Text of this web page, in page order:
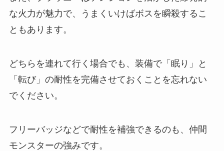
な火力が魅力で、うまくいけばボスを瞬殺するこ
ともあります。
どちらを連れて行く場合でも、装備で「眠り」と
「転び」の耐性を完備させておくことを忘れない
でください。
フリーバッジなどで耐性を補強できるのも、仲間
モンスターの強みです。